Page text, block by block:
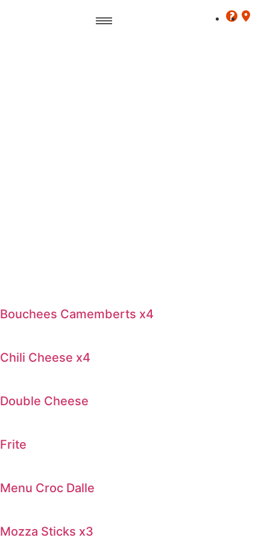
Bouchees Camemberts x4
Chili Cheese x4
Double Cheese
Frite
Menu Croc Dalle
Mozza Sticks x3